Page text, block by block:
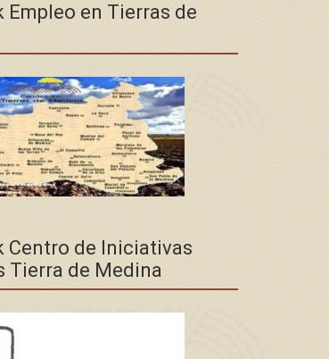
Empleo en Tierras de
Centro de Iniciativas
Tierra de Medina